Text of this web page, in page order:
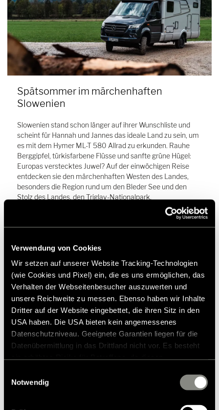
Verwendung von Cookies
Wir setzen auf unserer Website Tracking-Technologien
(wie Cookies und Pixel) ein, die es uns ermöglichen, das
Verhalten der Webseitenbesucher auszuwerten und
unsere Reichweite zu messen. Ebenso haben wir Inhalte
Dritter auf der Website eingebettet, die ihren Sitz in den
USA haben. Die USA bieten kein angemessenes
Datenschutzniveau. Geeignete Garantien liegen für die
Datenübermittlung in das Drittland nicht vor. Es besteht
zustehen. Eingesetzte Dienstleister können Daten für
zusammenführen. Weitere Informationen finden Sie in
Notwendig
Spätsommer im märchenhaften
Slowenien
Slowenien stand schon länger auf ihrer Wunschliste und
scheint für Hannah und Jannes das ideale Land zu sein, um
es mit dem Hymer ML-T 580 Allrad zu erkunden. Rauhe
Berggipfel, türkisfarbene Flüsse und sanfte grüne Hügel:
Europas verstecktes Juwel? Auf der einwöchigen Reise
entdecken sie den märchenhaften Westen des Landes,
besonders die Region rund um den Bleder See und den
Stolz des Landes, den Triglav-Nationalpark.
Zauberhaftes Slowenien
Reiseberichte